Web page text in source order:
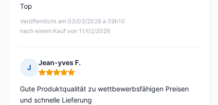
Veröffentlicht am 03/03/2026 à 09h10
nach einem Kauf von 11/02/2026
Top
J
Jean-yves F.
Hinweis: 5 von 5
Gute Produktqualität zu wettbewerbsfähigen Preisen
und schnelle Lieferung